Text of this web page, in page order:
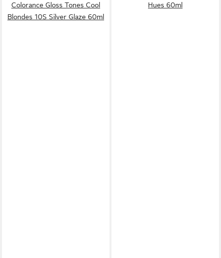
Colorance Gloss Tones Cool
Blondes 10S Silver Glaze 60ml
Hues 60ml